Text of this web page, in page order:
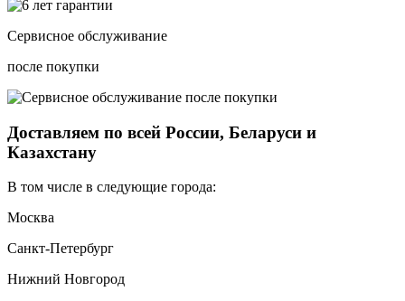
Сервисное обслуживание
после покупки
Доставляем по всей России, Беларуси и
Казахстану
В том числе в следующие города:
Москва
Санкт-Петербург
Нижний Новгород